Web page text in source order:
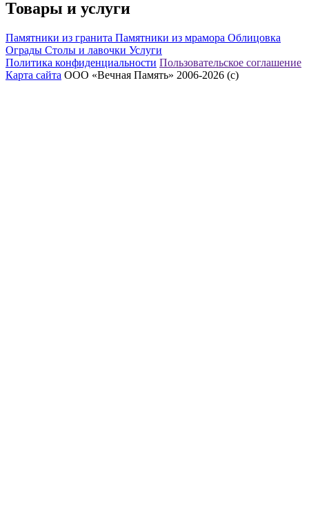
Товары и услуги
Памятники из гранита Памятники из мрамора Облицовка
Ограды Столы и лавочки Услуги
Политика конфиденциальности Пользовательское соглашение
Карта сайта ООО «Вечная Память» 2006-2026 (с)